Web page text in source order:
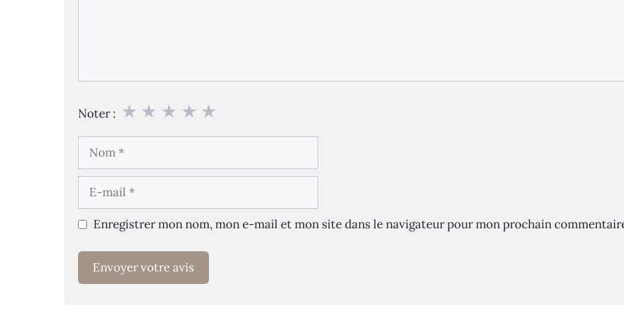
Noter : ★
★
★
★
★
mail
Enregistrer mon nom, mon e-mail et mon site dans le navigateur pour mon prochain